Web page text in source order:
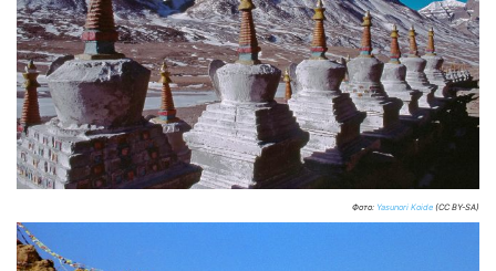
Фото: Yasunori Koide (CC BY-SA)